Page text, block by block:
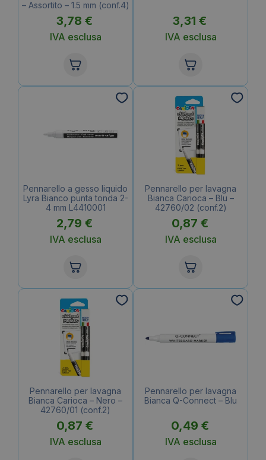
– Assortito – 1.5 mm (conf.4)
3,78 €
IVA esclusa
3,31 €
IVA esclusa
Pennarello a gesso liquido
Lyra Bianco punta tonda 2-
4 mm L4410001
2,79 €
IVA esclusa
Pennarello per lavagna
Bianca Carioca – Blu –
42760/02 (conf.2)
0,87 €
IVA esclusa
Pennarello per lavagna
Bianca Carioca – Nero –
42760/01 (conf.2)
0,87 €
IVA esclusa
Pennarello per lavagna
Bianca Q-Connect – Blu
0,49 €
IVA esclusa